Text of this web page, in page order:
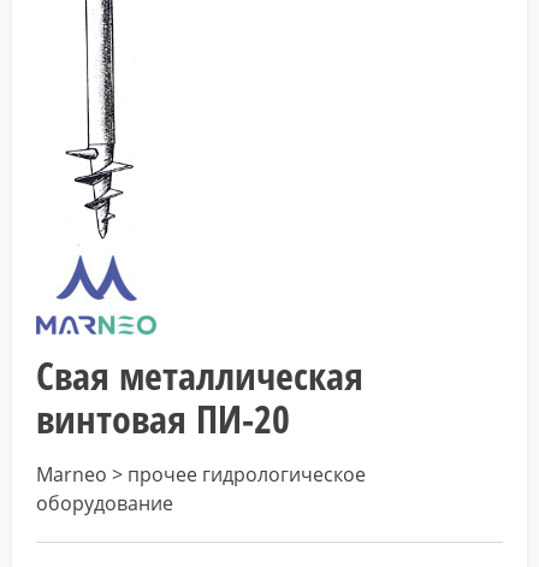
Свая металлическая
винтовая ПИ-20
Marneo > прочее гидрологическое
оборудование